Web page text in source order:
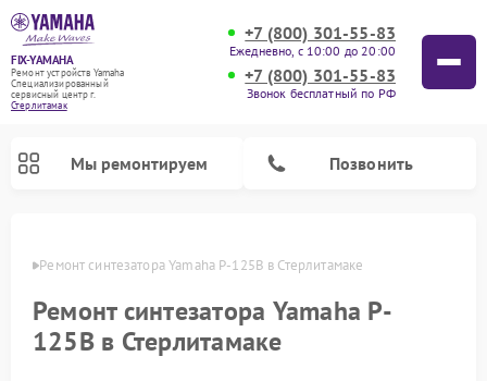
FIX-YAMAHA
Ремонт устройств Yamaha
Специализированный
cервисный центр г.
Стерлитамак
+7 (800) 301-55-83
Ежедневно, с 10:00 до 20:00
+7 (800) 301-55-83
Звонок бесплатный по РФ
Мы ремонтируем Позвонить
Ремонт синтезатора Yamaha P-125B в Стерлитамаке
Ремонт синтезатора Yamaha P-
125B в Стерлитамаке